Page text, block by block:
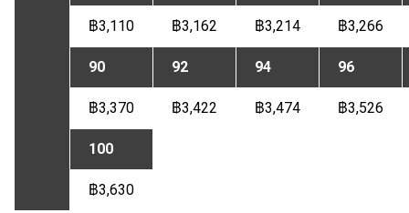
฿3,110 ฿3,162 ฿3,214 ฿3,266
90 92 94 96
฿3,370 ฿3,422 ฿3,474 ฿3,526
100
฿3,630